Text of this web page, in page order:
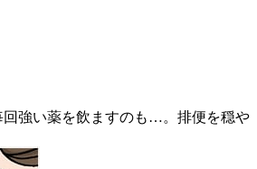
回強い薬を飲ますのも…。排便を穏や